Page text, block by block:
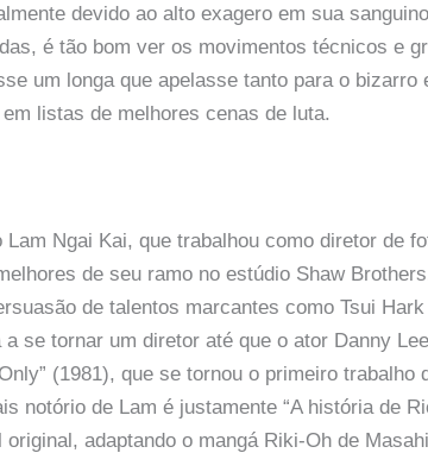
devido ao alto exagero em sua
é tão bom ver os movimentos técnicos e
um longa que apelasse tanto para o bizarro
listas de melhores cenas de luta.
Lam Ngai Kai, que trabalhou como diretor de
de seu ramo no estúdio Shaw
de talentos marcantes como Tsui
se tornar um diretor até que o ator Danny
(1981), que se tornou o primeiro trabalho
notório de Lam é justamente “A história de
adaptando o mangá Riki-Oh de